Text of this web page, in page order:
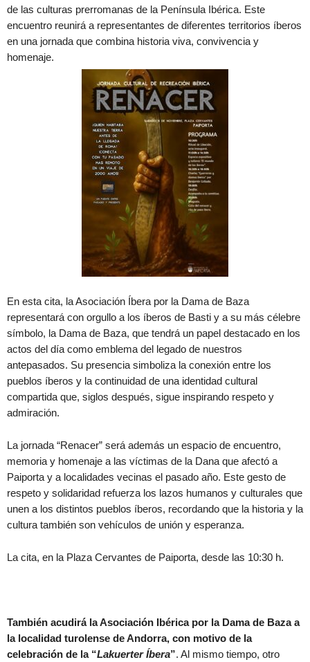
de las culturas prerromanas de la Península Ibérica. Este
encuentro reunirá a representantes de diferentes territorios íberos
en una jornada que combina historia viva, convivencia y
homenaje.
En esta cita, la Asociación Íbera por la Dama de Baza
representará con orgullo a los íberos de Basti y a su más célebre
símbolo, la Dama de Baza, que tendrá un papel destacado en los
actos del día como emblema del legado de nuestros
antepasados. Su presencia simboliza la conexión entre los
pueblos íberos y la continuidad de una identidad cultural
compartida que, siglos después, sigue inspirando respeto y
admiración.
La jornada “Renacer” será además un espacio de encuentro,
memoria y homenaje a las víctimas de la Dana que afectó a
Paiporta y a localidades vecinas el pasado año. Este gesto de
respeto y solidaridad refuerza los lazos humanos y culturales que
unen a los distintos pueblos íberos, recordando que la historia y la
cultura también son vehículos de unión y esperanza.
La cita, en la Plaza Cervantes de Paiporta, desde las 10:30 h.
También acudirá la Asociación Ibérica por la Dama de Baza a
la localidad turolense de Andorra, con motivo de la
celebración de la “Lakuerter Íbera”. Al mismo tiempo, otro